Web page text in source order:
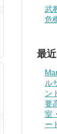
武
危
最
ル
ン
要
室
ー